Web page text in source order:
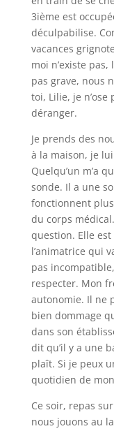
3ième est
déculpabilise.
vacances
moi n’existe pas,
pas grave, nous
toi, Lilie, je n’ose
déranger.
Je prends des
à la maison, je
Quelqu’un m’a
sonde. Il a une
fonctionnent
du corps
question. Elle
l’animatrice qui
pas
respecter. Mon
autonomie. Il ne
bien dommage
dans son
dit qu’il y a une
plaît. Si je peux
quotidien de
Ce soir, repas
nous jouons au